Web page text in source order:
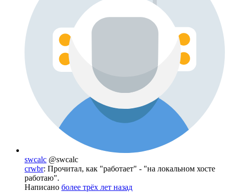
swcalc @swcalc
crwbr: Прочитал, как "работает" - "на локальном хосте
работаю".
Написано более трёх лет назад